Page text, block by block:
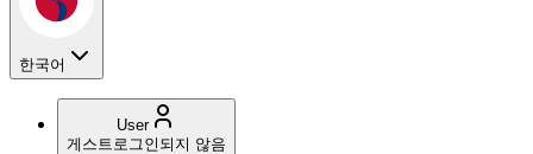
한국어
User
게스트로그인되지 않음